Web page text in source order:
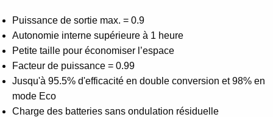
About us
Where to buy
Contact us
Careers
Puissance de sortie max. = 0.9
Autonomie interne supérieure à 1 heure
Petite taille pour économiser l’espace
Facteur de puissance = 0.99
Jusqu'à 95.5% d'efficacité en double conversion et 98% en
mode Eco
Charge des batteries sans ondulation résiduelle